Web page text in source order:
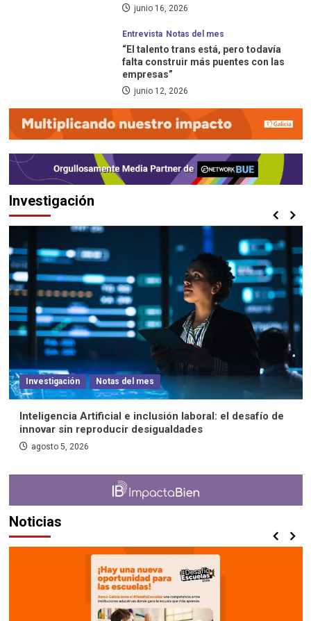
junio 16, 2026
Entrevista Notas del mes
“El talento trans está, pero todavía
falta construir más puentes con las
empresas”
junio 12, 2026
Investigación
Investigación Notas del mes
Inteligencia Artificial e inclusión laboral: el desafío de
innovar sin reproducir desigualdades
agosto 5, 2026
Noticias